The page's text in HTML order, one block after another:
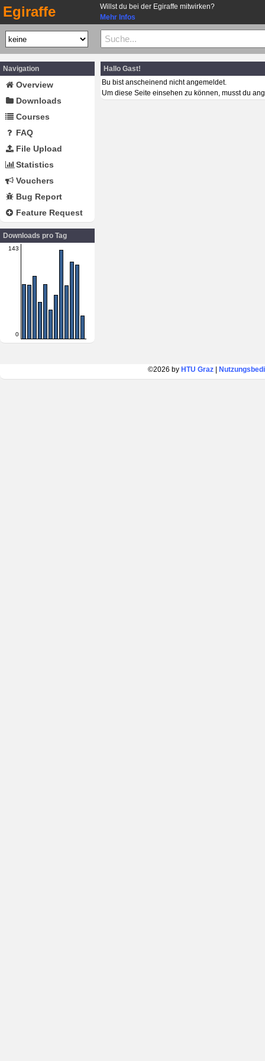
Egiraffe
Willst du bei der Egiraffe mitwirken?
Mehr Infos
Navigation
Overview
Downloads
Courses
FAQ
File Upload
Statistics
Vouchers
Bug Report
Feature Request
Downloads pro Tag
143
0
Hallo Gast!
Bu bist anscheinend nicht angemeldet.
Um diese Seite einsehen zu können, musst du
©2026 by HTU Graz|